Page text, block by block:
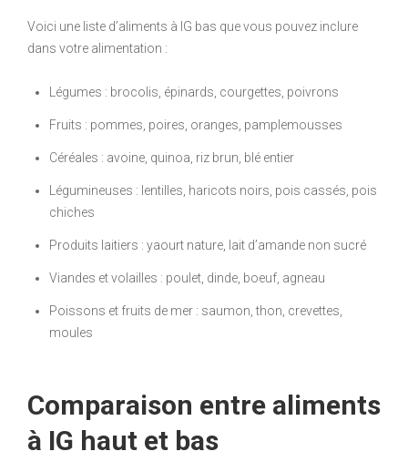
Voici une liste d’aliments à IG bas que vous pouvez inclure
dans votre alimentation :
Légumes : brocolis, épinards, courgettes, poivrons
Fruits : pommes, poires, oranges, pamplemousses
Céréales : avoine, quinoa, riz brun, blé entier
Légumineuses : lentilles, haricots noirs, pois cassés, pois
chiches
Produits laitiers : yaourt nature, lait d’amande non sucré
Viandes et volailles : poulet, dinde, boeuf, agneau
Poissons et fruits de mer : saumon, thon, crevettes,
moules
Comparaison entre aliments
à IG haut et bas